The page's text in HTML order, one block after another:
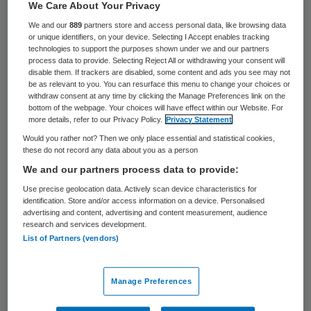
De beschikkingen met de budgetafspraken
Wlz 2016 worden pas medio februari
gepubliceerd. Dat heeft Nederlandse
Zorgautoriteit (NZa) eind december
bekendgemaakt.
ActiZvreest dat er problemen zullen
ontstaan met de declaraties over de eerste
maanden van 2016, omdat de tarieven nog
niet bekend zijn. De koepelorganisatie van
zorgondernemers heeft de NZa daarom
verzocht om in overleg met zorgaanbieders
De NZa adviseert zorgaanbieders te
We Care About Your Privacy
We and our889 partners store and access personal data, like browsing data
or unique identifiers, on your device. Selecting I Accept enables tracking
technologies to support the purposes shown under we and our partners
process data to provide. Selecting Reject All or withdrawing your consent will
disable them. If trackers are disabled, some content and ads you see may not
be as relevant to you. You can resurface this menu to change your choices or
withdraw consent at any time by clicking the Manage Preferences link on the
bottom of the webpage. Your choices will have effect within our Website. For
more details, refer to our Privacy Policy.
Privacy Statement
Would you rather not? Then we only place essential and statistical cookies,
these do not record any data about you as a person
We and our partners process data to provide:
Use precise geolocation data. Actively scan device characteristics for
identification. Store and/or access information on a device. Personalised
advertising and content, advertising and content measurement, audience
research and services development.
List of Partners (vendors)
Manage Preferences